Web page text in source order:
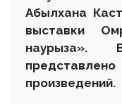
Абылхана
выставки
наурыза».
произведений.